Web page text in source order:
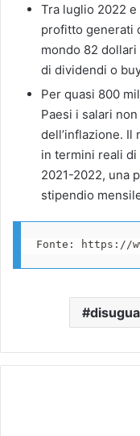
Tra luglio 2022
profitto generati
mondo 82
di dividendi o
Per quasi 800
Paesi i salari
dell’inflazione. Il
in termini reali
2021-2022, una
stipendio
Fonte: https://